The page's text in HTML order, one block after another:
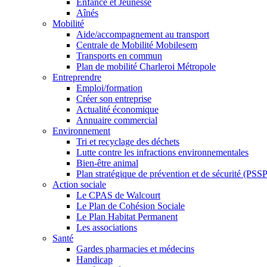
Enfance et Jeunesse
Aînés
Mobilité
Aide/accompagnement au transport
Centrale de Mobilité Mobilesem
Transports en commun
Plan de mobilité Charleroi Métropole
Entreprendre
Emploi/formation
Créer son entreprise
Actualité économique
Annuaire commercial
Environnement
Tri et recyclage des déchets
Lutte contre les infractions environnementales
Bien-être animal
Plan stratégique de prévention et de sécurité
Action sociale
Le CPAS de Walcourt
Le Plan de Cohésion Sociale
Le Plan Habitat Permanent
Les associations
Santé
Gardes pharmacies et médecins
Handicap